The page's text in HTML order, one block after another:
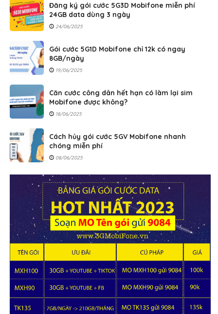
Đăng ký gói cước 5G3D Mobifone miễn phí
24GB data dùng 3 ngày
24/06/2025
Gói cước 5G1D Mobifone chỉ 12k có ngay
8GB/ngày
19/06/2025
Căn cước công dân hết hạn có làm lại sim
Mobifone được không?
18/06/2025
Cách hủy gói cước 5GV Mobifone nhanh
chóng miễn phí
08/06/2025